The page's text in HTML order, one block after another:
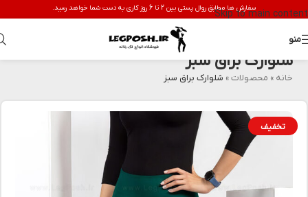
Skip to main contentسفارش ها مطابق روال پستی بین 2 تا 6 روز کاری به دست شما خواهد رسید.
منو
شلوارک براق سبز
خانه » محصولات» شلوارک براق سبز
تخفیف